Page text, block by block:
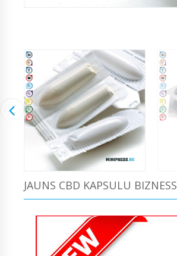
JAUNS CBD KAPSULU BIZNESS